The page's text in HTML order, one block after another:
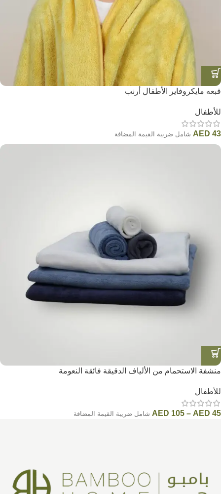
قبعه مايكروفاير الأطفال أرنب
للأطفال
AED 43 شامل ضريبة القيمة المضافة
منشفة الاستحمام من الألياف الدقيقة فائقة النعومة
للأطفال
AED 45
–
AED 105 شامل ضريبة القيمة المضافة